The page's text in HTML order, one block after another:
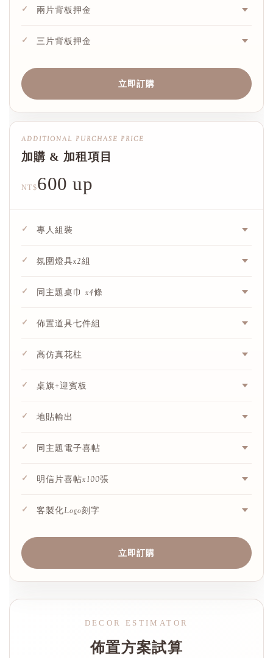
✓ 兩片背板押金
✓ 三片背板押金
立即訂購
ADDITIONAL PURCHASE PRICE
加購 & 加租項目
NT$600 up
✓ 專人組裝
✓ 氛圍燈具x2組
✓ 同主題桌巾 x4條
✓ 佈置道具七件組
✓ 高仿真花柱
✓ 桌旗+迎賓板
✓ 地貼輸出
✓ 同主題電子喜帖
✓ 明信片喜帖x100張
✓ 客製化Logo刻字
立即訂購
DECOR ESTIMATOR
佈置方案試算